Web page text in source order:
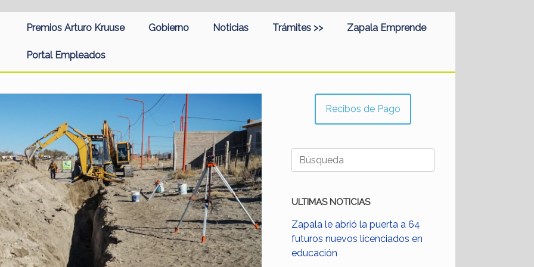
Premios Arturo Kruuse Gobierno Noticias Trámites >> Zapala Emprende
Portal Empleados
Recibos de Pago
Buscar:
ULTIMAS NOTICIAS
Zapala le abrió la puerta a 64
futuros nuevos licenciados en
educación